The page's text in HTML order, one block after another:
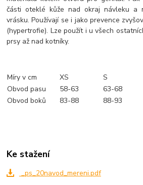
části oteklé kůže nad okraj návleku a
vrásku. Používají se i jako prevence
(hypertrofie). Lze použít i u všech
prsy až nad kotníky.
Míry v cm XS S
Obvod pasu
58-63 63-68
Obvod boků
83-88 88-93
Ke stažení
_ps_20navod_mereni.pdf